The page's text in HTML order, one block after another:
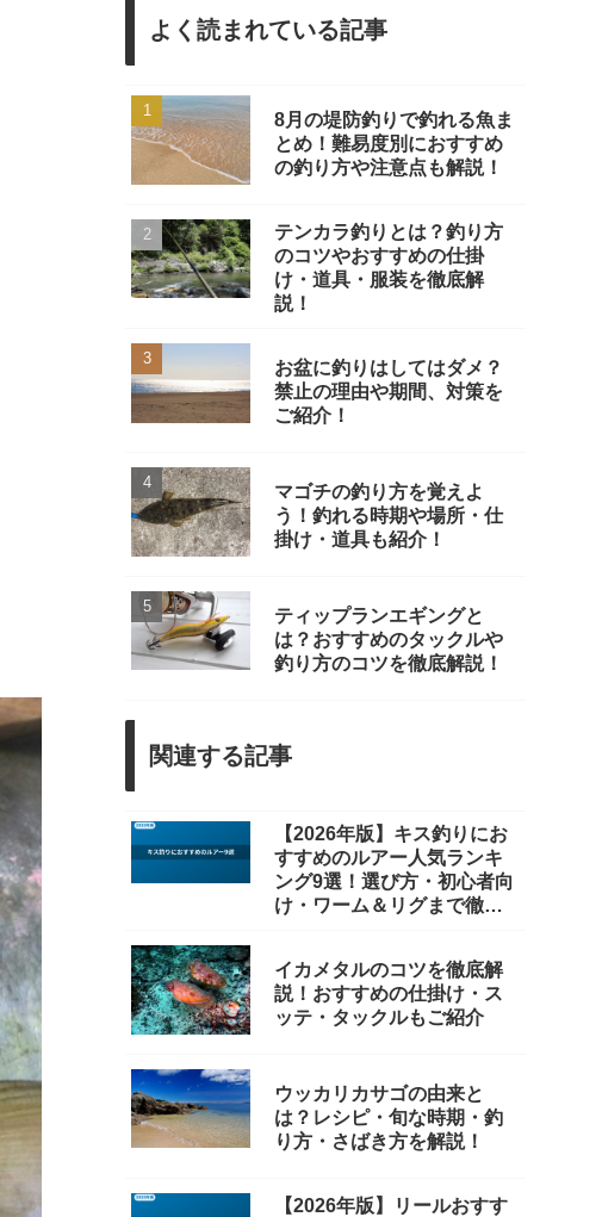
よく読まれている記事
8月の堤防釣りで釣れる魚ま
とめ！難易度別におすすめ
の釣り方や注意点も解説！
テンカラ釣りとは？釣り方
のコツやおすすめの仕掛
け・道具・服装を徹底解
説！
お盆に釣りはしてはダメ？
禁止の理由や期間、対策を
ご紹介！
マゴチの釣り方を覚えよ
う！釣れる時期や場所・仕
掛け・道具も紹介！
ティップランエギングと
は？おすすめのタックルや
釣り方のコツを徹底解説！
関連する記事
【2026年版】キス釣りにお
すすめのルアー人気ランキ
ング9選！選び方・初心者向
け・ワーム＆リグまで徹底
イカメタルのコツを徹底解
説！おすすめの仕掛け・ス
ッテ・タックルもご紹介
ウッカリカサゴの由来と
は？レシピ・旬な時期・釣
り方・さばき方を解説！
【2026年版】リールおすす